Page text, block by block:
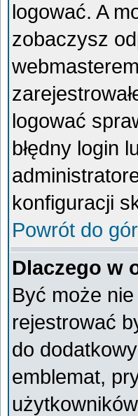
logować. A
zobaczysz
logować
błędny login
konfiguracji
Powrót do
Dlaczego w
Być może
rejestrować
do
emblemat,